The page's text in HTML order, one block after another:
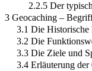
2.2.5 Der
3 Geocaching –
3.1 Die
3.2 Die
3.3 Die Ziele und
3.4 Erläuterung